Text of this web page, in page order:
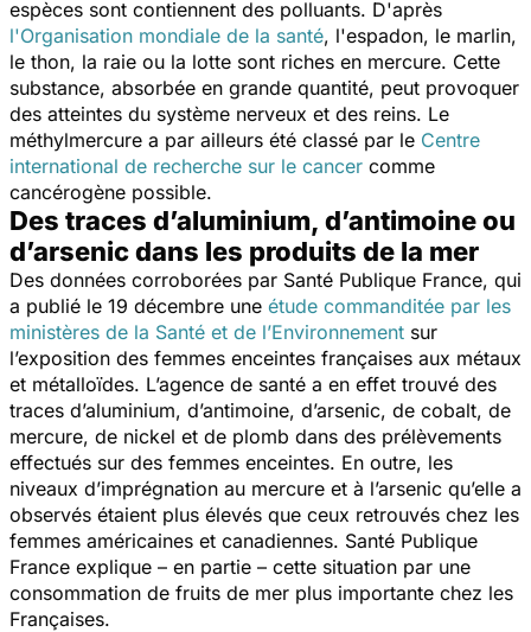
espèces sont contiennent des polluants. D'après
l'Organisation mondiale de la santé, l'espadon, le marlin,
le thon, la raie ou la lotte sont riches en mercure. Cette
substance, absorbée en grande quantité, peut provoquer
des atteintes du système nerveux et des reins. Le
méthylmercure a par ailleurs été classé par le Centre
international de recherche sur le cancer comme
cancérogène possible.
Des traces d’aluminium, d’antimoine ou
d’arsenic dans les produits de la mer
Des données corroborées par Santé Publique France, qui
a publié le 19 décembre une étude commanditée par les
ministères de la Santé et de l’Environnement sur
l’exposition des femmes enceintes françaises aux métaux
et métalloïdes. L’agence de santé a en effet trouvé des
traces d’aluminium, d’antimoine, d’arsenic, de cobalt, de
mercure, de nickel et de plomb dans des prélèvements
effectués sur des femmes enceintes. En outre, les
niveaux d’imprégnation au mercure et à l’arsenic qu’elle a
observés étaient plus élevés que ceux retrouvés chez les
femmes américaines et canadiennes. Santé Publique
France explique – en partie – cette situation par une
consommation de fruits de mer plus importante chez les
Françaises.